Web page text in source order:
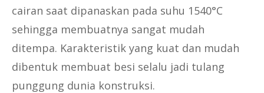
cairan saat dipanaskan pada suhu 1540°C
sehingga membuatnya sangat mudah
ditempa. Karakteristik yang kuat dan mudah
dibentuk membuat besi selalu jadi tulang
punggung dunia konstruksi.